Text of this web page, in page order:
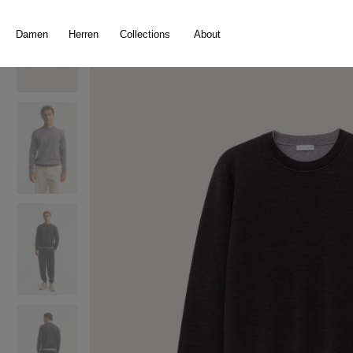
Damen Herren Collections About